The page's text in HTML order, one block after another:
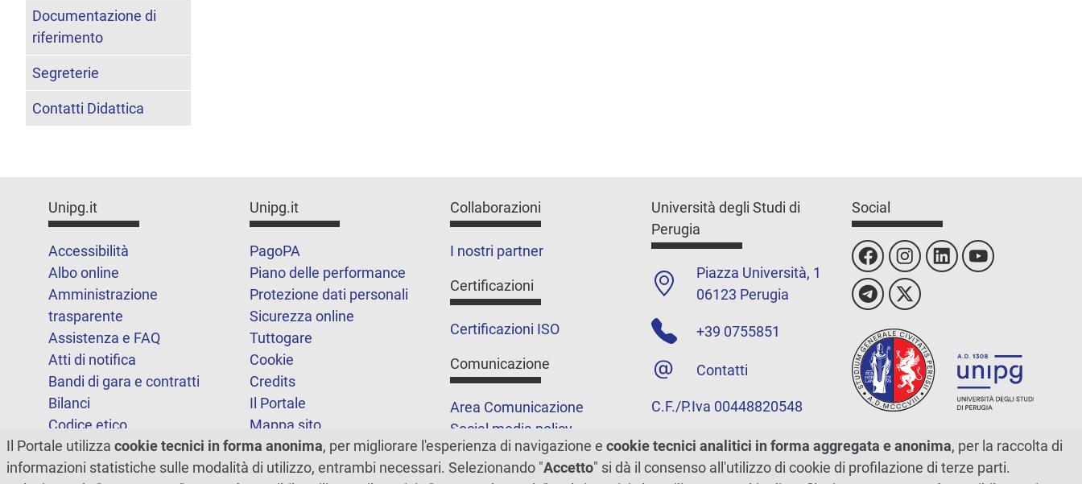
Documentazione di
riferimento
Segreterie
Contatti Didattica
Unipg.it
Accessibilità
Albo online
Amministrazione
trasparente
Assistenza e FAQ
Atti di notifica
Bandi di gara e contratti
Bilanci
Codice etico
FOIA
Note legali
Unipg.it
PagoPA
Piano delle performance
Protezione dati personali
Sicurezza online
Tuttogare
Cookie
Credits
Il Portale
Mappa sito
Statistiche
Dichiarazione di
Collaborazioni
I nostri partner
Certificazioni
Certificazioni ISO
Comunicazione
Area Comunicazione
Social media policy
Podcast
Merchandising e shop
Università degli Studi di
Perugia
Piazza Università, 1
06123 Perugia
+39 0755851
Contatti
C.F./P.Iva 00448820548
Social
Il Portale utilizza cookie tecnici in forma anonima, per migliorare l'esperienza di navigazione e cookie tecnici analitici in forma aggregata e anonima, per la raccolta di
informazioni statistiche sulle modalità di utilizzo, entrambi necessari. Selezionando "Accetto" si dà il consenso all'utilizzo di cookie di profilazione di terze parti.